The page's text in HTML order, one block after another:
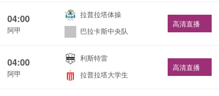
04:00
阿甲
拉普拉塔体操
巴拉卡斯中央队
高清直播
04:00
阿甲
利斯特雷
拉普拉塔大学生
高清直播